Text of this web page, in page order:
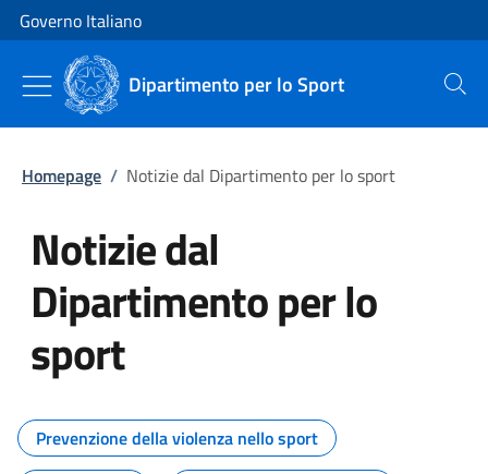
Vai al contenuto
Vai alla navigazione del sito
Governo Italiano
Dipartimento per lo Sport Cerca
Homepage / Notizie dal Dipartimento per lo sport
Notizie dal
Dipartimento per lo
sport
Tutti i contenuti della pagina
Prevenzione della violenza nello sport